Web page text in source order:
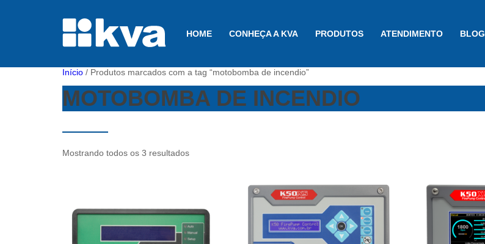
HOME CONHEÇA A KVA PRODUTOS ATENDIMENTO BLOG
Início / Produtos marcados com a tag “motobomba de incendio”
MOTOBOMBA DE INCENDIO
Mostrando todos os 3 resultados